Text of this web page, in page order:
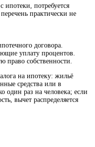
ипотеки, потребуется
практически не
договора.
уплату процентов.
собственности.
на ипотеку: жильё
средства или в
один раз на человека; если
вычет распределяется